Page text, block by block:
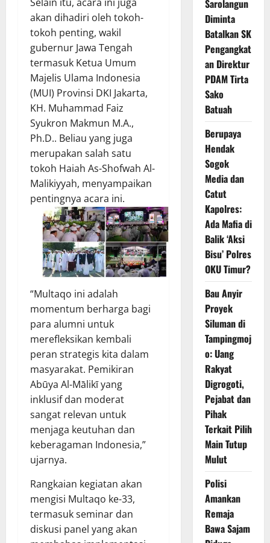
akan dihadiri oleh tokoh-
tokoh penting, wakil
gubernur Jawa Tengah
termasuk Ketua Umum
Majelis Ulama Indonesia
(MUI) Provinsi DKI Jakarta,
KH. Muhammad Faiz
Syukron Makmun M.A.,
Ph.D.. Beliau yang juga
merupakan salah satu
tokoh Haiah As-Shofwah Al-
Malikiyyah, menyampaikan
pentingnya acara ini.
“Multaqo ini adalah
momentum berharga bagi
para alumni untuk
merefleksikan kembali
peran strategis kita dalam
masyarakat. Pemikiran
Abūya Al-Mālikī yang
inklusif dan moderat
sangat relevan untuk
menjaga keutuhan dan
keberagaman Indonesia,”
ujarnya.
Rangkaian kegiatan akan
mengisi Multaqo ke-33,
termasuk seminar dan
diskusi panel yang akan
Sarolangun
Diminta
Batalkan SK
Pengangkat
an Direktur
PDAM Tirta
Sako
Batuah
Berupaya
Hendak
Sogok
Media dan
Catut
Kapolres:
Ada Mafia di
Balik ‘Aksi
Bisu’ Polres
OKU Timur?
Bau Anyir
Proyek
Siluman di
Tampingmoj
o: Uang
Rakyat
Digrogoti,
Pejabat dan
Pihak
Terkait Pilih
Main Tutup
Mulut
Polisi
Amankan
Remaja
Bawa Sajam